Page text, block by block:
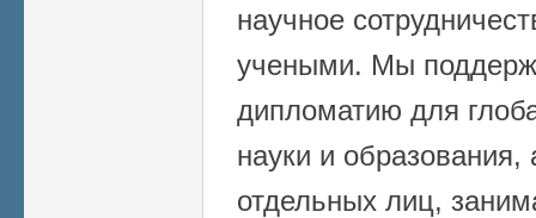
научное
учеными. Мы
дипломатию для
науки и
отдельных лиц,